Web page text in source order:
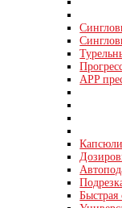
APP
Быстрая